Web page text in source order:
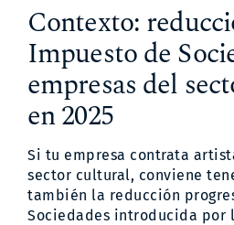
Contexto:
Impuesto de
empresas del
en 2025
Si tu empresa contrata
sector cultural, conviene
también la reducción
Sociedades introducida por